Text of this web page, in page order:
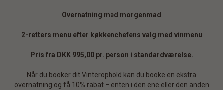
Overnatning med morgenmad
2-retters menu efter køkkenchefens valg med vinmenu
Pris fra DKK 995,00 pr. person i standardværelse.
Når du booker dit Vinterophold kan du booke en ekstra
overnatning og få 10% rabat – enten i den ene eller den anden